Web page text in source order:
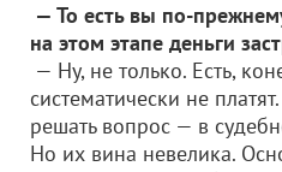
— То есть вы по-
на этом этапе деньги
— Ну, не только. Есть,
систематически не
решать вопрос — в
Но их вина невелика.